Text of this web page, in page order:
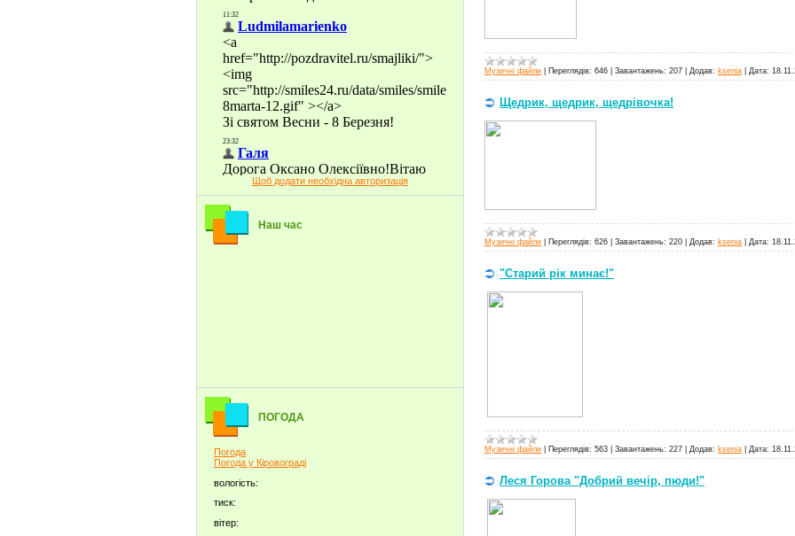
Щоб додати необхідна авторизація
Наш час
ПОГОДА
Погода
Погода у Кіровограді
вологість:
тиск:
вітер:
Музичні файли Переглядів: 646 Завантажень: 207 Додав: ksenia Дата:
Щедрик, щедрик, щедрівочка!
Музичні файли Переглядів: 626 Завантажень: 220 Додав: ksenia Дата:
"Старий рік минає!"
Музичні файли Переглядів: 563 Завантажень: 227 Додав: ksenia Дата:
Леся Горова "Добрий вечір, пюди!"